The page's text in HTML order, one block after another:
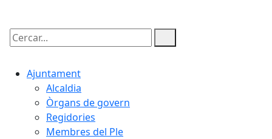
Cercar:
Ajuntament
Alcaldia
Òrgans de govern
Regidories
Membres del Ple